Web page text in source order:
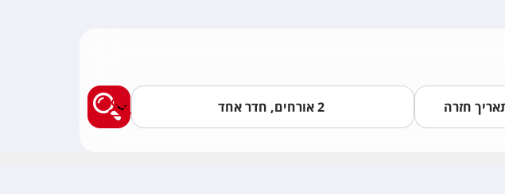
מצאו לי מלון